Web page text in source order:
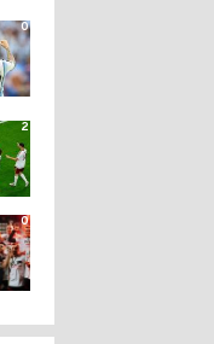
0
2
0